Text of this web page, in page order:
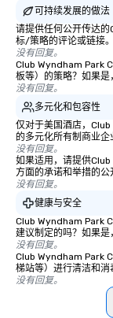
可持续发展的做法
请提供任何公开传达
标/策略的评论或链接。
没有回复。
Club Wyndham Park
板等）的策略？如果是
没有回复。
多元化和包容性
仅对于美国酒店，
的多元化所有制商业企
没有回复。
如果适用，请提供
方面的承诺和举措的公
没有回复。
健康与安全
Club Wyndham Park
建议制定的吗？如果是
没有回复。
Club Wyndham Park
梯站等）进行清洁和消
没有回复。